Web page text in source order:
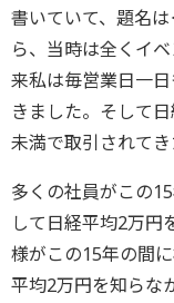
書いていて、題名
ら、当時は全くイ
来私は毎営業日一
きました。そして
未満で取引されてき
多くの社員がこの
して日経平均2万円
様がこの15年の間
平均2万円を知らな